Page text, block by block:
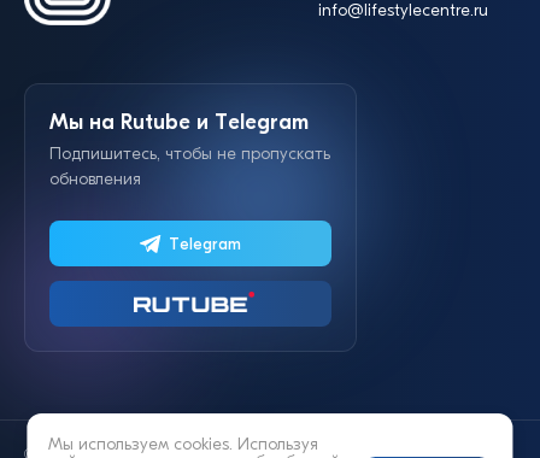
info@lifestylecentre.ru
Мы на Rutube и Telegram
Подпишитесь, чтобы не пропускать
обновления
Telegram
Мы используем cookies. Используя